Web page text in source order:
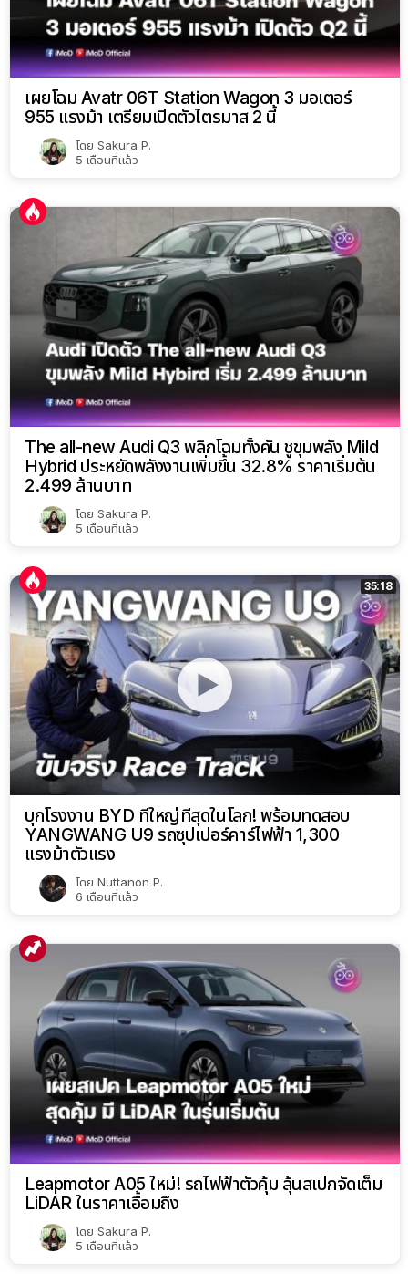
เผยโฉม Avatr 06T Station Wagon 3 มอเตอร์
955 แรงม้า เตรียมเปิดตัวไตรมาส 2 นี้
โดย Sakura P.
5 เดือนที่แล้ว
The all-new Audi Q3 พลิกโฉมทั้งคัน ชูขุมพลัง Mild
Hybrid ประหยัดพลังงานเพิ่มขึ้น 32.8% ราคาเริ่มต้น
2.499 ล้านบาท
โดย Sakura P.
5 เดือนที่แล้ว
35:18
บุกโรงงาน BYD ที่ใหญ่ที่สุดในโลก! พร้อมทดสอบ
YANGWANG U9 รถซุปเปอร์คาร์ไฟฟ้า 1,300
แรงม้าตัวแรง
โดย Nuttanon P.
6 เดือนที่แล้ว
Leapmotor A05 ใหม่! รถไฟฟ้าตัวคุ้ม ลุ้นสเปกจัดเต็ม
LiDAR ในราคาเอื้อมถึง
โดย Sakura P.
5 เดือนที่แล้ว